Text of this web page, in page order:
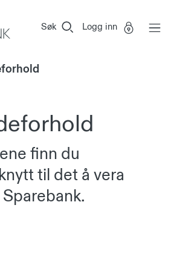
Søk Logg inn
finn du
til det å vera